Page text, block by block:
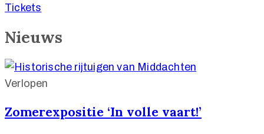
Tickets
Nieuws
Verlopen
Zomerexpositie ‘In volle vaart!’